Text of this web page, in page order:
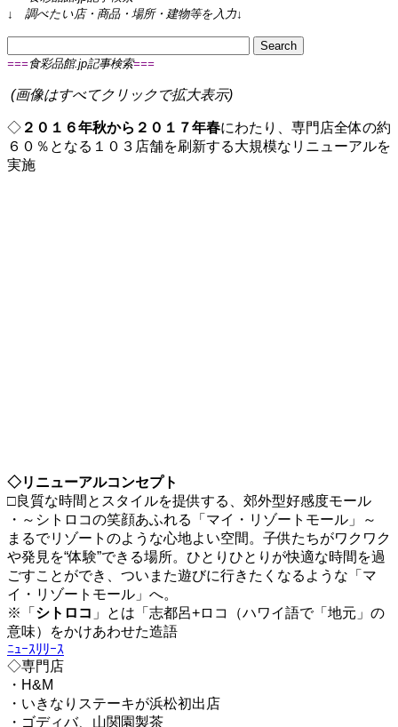
↓ 調べたい店・商品・場所・建物等を入力↓
===食彩品館.jp記事検索===
(画像はすべてクリックで拡大表示)
◇ ２０１６年秋から２０１７年春にわたり、専門店全体の約
６０％となる１０３店舗を刷新する大規模なリニューアルを
実施
◇リニューアルコンセプト
□良質な時間とスタイルを提供する、郊外型好感度モール
・～シトロコの笑顔あふれる「マイ・リゾートモール」～
まるでリゾートのような心地よい空間。子供たちがワクワク
や発見を“体験”できる場所。ひとりひとりが快適な時間を過
ごすことができ、ついまた遊びに行きたくなるような「マ
イ・リゾートモール」へ。
※「 シトロコ 」とは「志都呂+ロコ（ハワイ語で「地元」の
意味）をかけあわせた造語
ﾆｭｰｽﾘﾘｰｽ
◇専門店
・H&M
・いきなりステーキが浜松初出店
・ゴディバ、山関園製茶